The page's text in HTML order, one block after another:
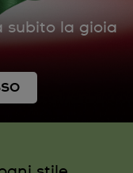
subito la gioia